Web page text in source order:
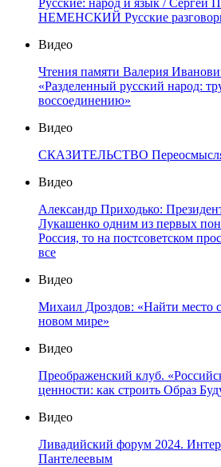
Русские: народ и язык /
НЕМЕНСКИЙ Русские
Видео
Чтения памяти Валерия
«Разделенный русский народ:
воссоединению»
Видео
СКАЗИТЕЛЬСТВО
Видео
Александр Приходько:
Лукашенко одним из первых
Россия, то на постсоветском
все
Видео
Михаил Дроздов: «Найти место
новом мире»
Видео
Преображенский клуб.
ценности: как строить Образ
Видео
Ливадийский форум 2024.
Пантелеевым